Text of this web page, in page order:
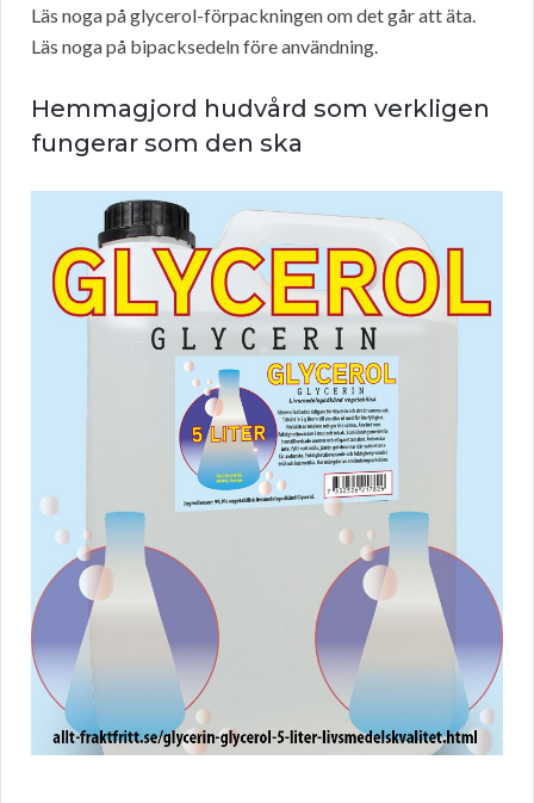
Läs noga på glycerol-förpackningen om det går att äta.
Läs noga på bipacksedeln före användning.
Hemmagjord hudvård som verkligen
fungerar som den ska